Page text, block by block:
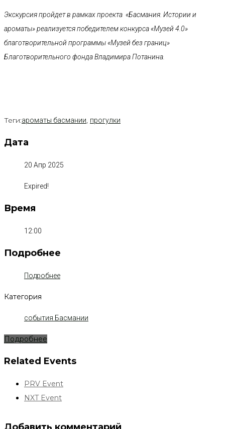
Экскурсия пройдет в рамках проекта «Басмания. Истории и
ароматы» реализуется победителем конкурса «Музей 4.0»
благотворительной программы «Музей без границ»
Благотворительного фонда Владимира Потанина.
Теги:ароматы басмании, прогулки
Дата
20 Апр 2025
Expired!
Время
12:00
Подробнее
Подробнее
Категория
события Басмании
Подробнее
Related Events
PRV Event
NXT Event